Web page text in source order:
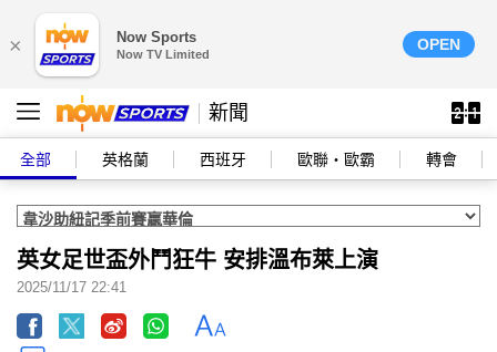
× Now Sports
Now TV Limited
OPEN
新聞
全部 英格蘭 西班牙 歐聯‧歐霸 轉會
英女足世盃外鬥狂牛 安排溫布萊上演
2025/11/17 22:41